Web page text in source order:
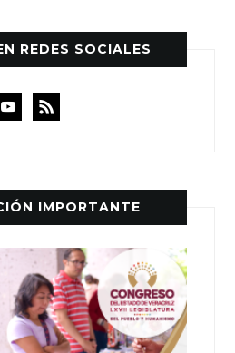
REDES SOCIALES
youtube
rss
IMPORTANTE